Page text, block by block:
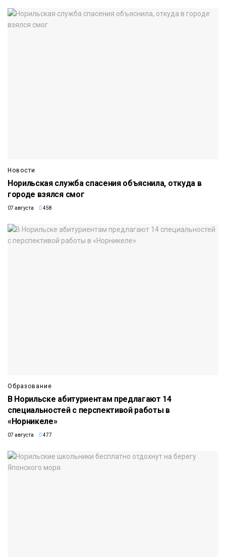
Новости
Норильская служба спасения объяснила, откуда в
городе взялся смог
07 августа 458
Образование
В Норильске абитуриентам предлагают 14
специальностей с перспективой работы в
«Норникеле»
07 августа 477